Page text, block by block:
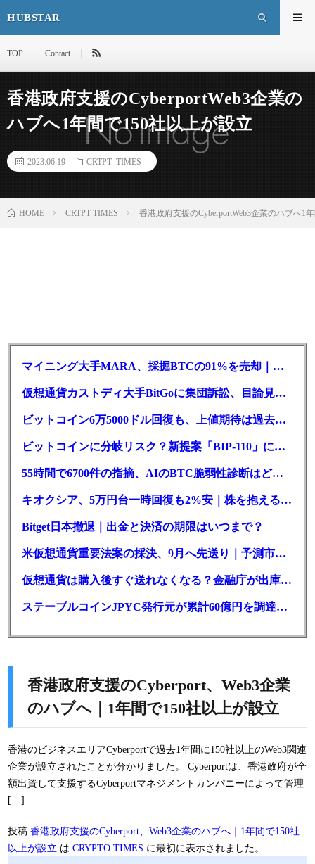
HUBSTAR
TOP Contact
香港政府支援のCyberportWeb3企業の
ハブへ1年間で150社以上が設立
2023.06.19 CRTPT TIMES
HOME CRTPT TIMES 香港政府支援のCyberportWeb3企業のハブへ1
マイニング大手MARA、採掘BTCの91%を売却｜純損失6億ドル
仮想通貨カストディ大手BitGoに集団訴訟、目論見書が争点に
ビットコイン6万5000ドル回復も、上値期待は過去最低の23%
ビットコインに分岐リスク？新提案「BIP-110」に期限迫る
55時間で6700件の指摘、AIのBTC脆弱性診断はどこまで本物か
キオクシア、5万円台一時回復も2%安｜株を抱える東芝は純利益30倍
Bitget日本撤退｜出金と決済の期限はいつまで？
米仮想通貨重要法案の採決、9月へ先送り｜予測市場の成立確率は14%に
仮想通貨は購入後すぐ送れなくなる？金融庁が出庫制限を要請
ステーブルコインJPYC発行元が累計60億円を調達、物流大手も出資参画
香港政府支援のCyberport、Web3企業
のハブへ｜1年間で150社以上が設立
香港のビジネスエリアCyberportで過去1年間に150社以上のWeb3関連
企業が設立されたことが分かりました。 Cyberportは、香港政府が全
額出資して支援するCyberportマネジメントカンパニーによって管理
[…]
投稿 香港政府支援のCyberport、Web3企業のハブへ｜1年間で150社
以上が設立 は CRYPTO TIMES に最初に表示されました。